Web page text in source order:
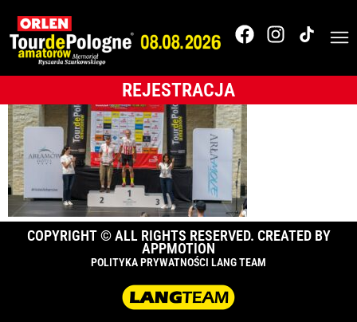
REJESTRACJA
_A1_5598
COPYRIGHT © ALL RIGHTS RESERVED. CREATED BY
APPMOTION
POLITYKA PRYWATNOŚCI LANG TEAM